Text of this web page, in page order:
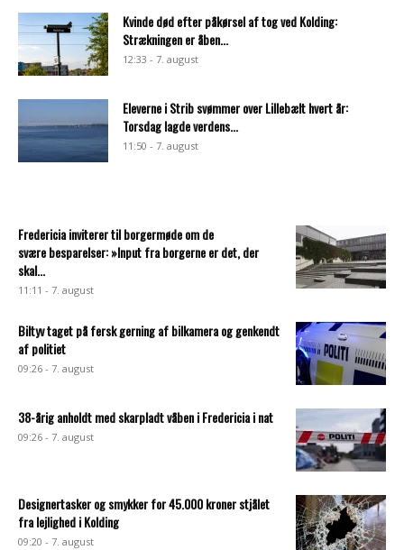
Kvinde død efter påkørsel af tog ved Kolding:
Strækningen er åben...
12:33 - 7. august
Eleverne i Strib svømmer over Lillebælt hvert år:
Torsdag lagde verdens...
11:50 - 7. august
Fredericia inviterer til borgermøde om de
svære besparelser: »Input fra borgerne er det, der
skal...
11:11 - 7. august
Biltyv taget på fersk gerning af bilkamera og genkendt
af politiet
09:26 - 7. august
38-årig anholdt med skarpladt våben i Fredericia i nat
09:26 - 7. august
Designertasker og smykker for 45.000 kroner stjålet
fra lejlighed i Kolding
09:20 - 7. august